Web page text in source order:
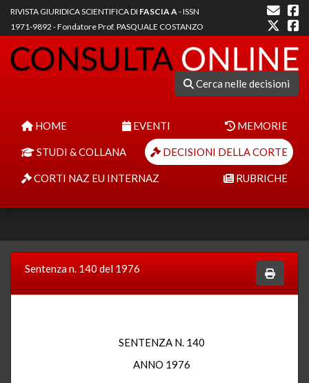
RIVISTA GIURIDICA SCIENTIFICA DI FASCIA A- ISSN
1971-9892 - Fondatore Prof. PASQUALE COSTANZO
Cerca nelle decisioni
HOME EVENTI MEMORIE
STUDI & COLLANA DECISIONI DELLA CORTE
CORTI NAZ EU INTERNAZ RUBRICHE
Sentenza n. 140 del 1976
SENTENZA N. 140
ANNO 1976